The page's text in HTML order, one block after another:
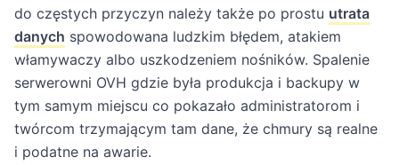
do częstych przyczyn należy także po prostu utrata
danych spowodowana ludzkim błędem, atakiem
włamywaczy albo uszkodzeniem nośników. Spalenie
serwerowni OVH gdzie była produkcja i backupy w
tym samym miejscu co pokazało administratorom i
twórcom trzymającym tam dane, że chmury są realne
i podatne na awarie.